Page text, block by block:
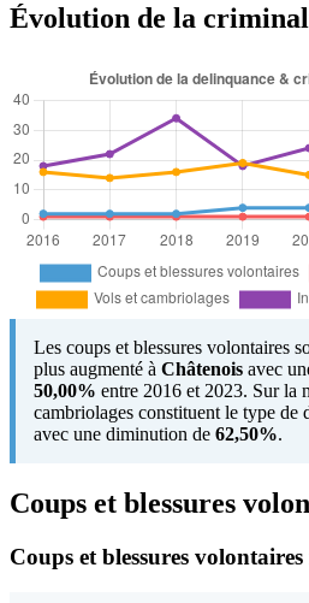
Évolution de la
Les coups et blessures volontaires
plus augmenté à Châtenois avec
50,00% entre 2016 et 2023. Sur la
cambriolages constituent le type
avec une diminution de 62,50%.
Coups et blessures
Coups et blessures